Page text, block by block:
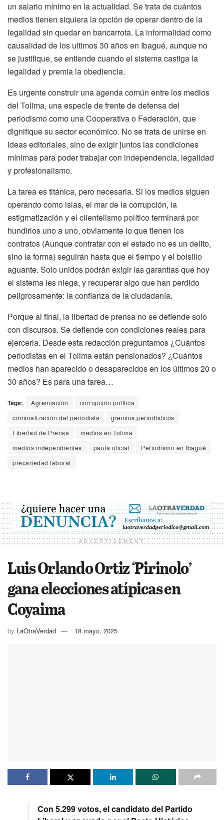
un salario mínimo en la actualidad. Se trata de cuántos
medios tienen siquiera la opción de operar dentro de la
legalidad sin quedar en bancarrota. La informalidad como
causalidad de los ultimos 30 años en Ibagué, aunque no
se justifique, se entiende cuando el sistema castiga la
legalidad y premia la obediencia.
Es urgente construir una agenda común entre los medios
del Tolima, una especie de frente de defensa del
periodismo como una Cooperativa o Federación, que
dignifique su sector económico. No se trata de unirse en
ideas editoriales, sino de exigir juntos las condiciones
mínimas para poder trabajar con independencia, legalidad
y profesionalismo.
La tarea es titánica, pero necesaria. Si los medios siguen
operando como islas, el mar de la corrupción, la
estigmatización y el clientelismo político terminará por
hundirlos uno a uno, obviamente lo que tienen los
contratos (Aunque contratar con el estado no es un delito,
sino la forma) seguirán hasta que el tiempo y el bolsillo
aguante. Solo unidos podrán exigir las garantías que hoy
el sistema les niega, y recuperar algo que han perdido
peligrosamente: la confianza de la ciudadanía.
Porque al final, la libertad de prensa no se defiende solo
con discursos. Se defiende con condiciones reales para
ejercerla. Desde esta redacción preguntamos ¿Cuántos
periodistas en el Tolima están pensionados? ¿Cuántos
medios han aparecido o desaparecidos en los últimos 20 o
30 años? Es para una tarea…
Tags: Agremiación
corrupción política
criminalización del periodista
gremios periodísticos
Libertad de Prensa
medios en Tolima
medios independientes
pauta oficial
Periodismo en Ibagué
precariedad laboral
ADVERTISEMENT
Luis Orlando Ortiz ‘Pirinolo’
gana elecciones atípicas en
Coyaima
by LaOtraVerdad 18 mayo, 2025
Con 5.299 votos, el candidato del Partido